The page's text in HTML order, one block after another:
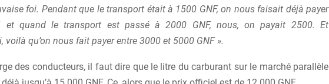
foi. Pendant que le transport était à 1500 GNF, on nous faisait déjà payer
et quand le transport est passé à 2000 GNF, nous, on payait 2500. Et
voilà qu’on nous fait payer entre 3000 et 5000 GNF ».
des conducteurs, il faut dire que le litre du carburant sur le marché parallèle